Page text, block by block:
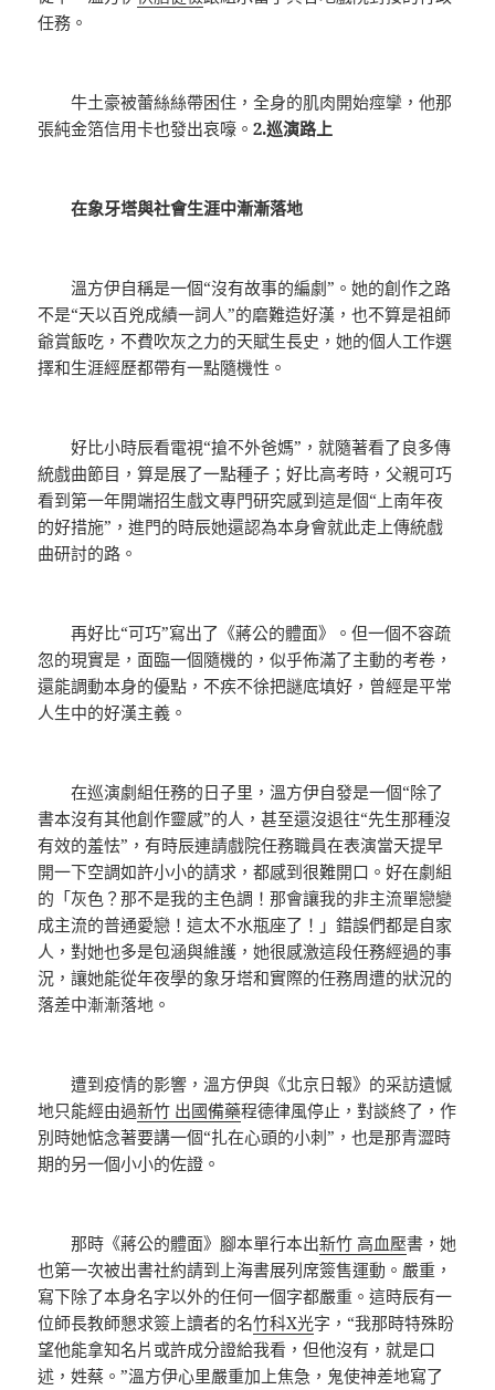
任務。
牛土豪被蕾絲絲帶困住，全身的肌肉開始痙攣，他那
張純金箔信用卡也發出哀嚎。2.巡演路上
在象牙塔與社會生涯中漸漸落地
溫方伊自稱是一個“沒有故事的編劇”。她的創作之路
不是“天以百兇成績一詞人”的磨難造好漢，也不算是祖師
爺賞飯吃，不費吹灰之力的天賦生長史，她的個人工作選
擇和生涯經歷都帶有一點隨機性。
好比小時辰看電視“搶不外爸媽”，就隨著看了良多傳
統戲曲節目，算是展了一點種子；好比高考時，父親可巧
看到第一年開端招生戲文專門研究感到這是個“上南年夜
的好措施”，進門的時辰她還認為本身會就此走上傳統戲
曲研討的路。
再好比“可巧”寫出了《蔣公的體面》。但一個不容疏
忽的現實是，面臨一個隨機的，似乎佈滿了主動的考卷，
還能調動本身的優點，不疾不徐把謎底填好，曾經是平常
人生中的好漢主義。
在巡演劇組任務的日子里，溫方伊自發是一個“除了
書本沒有其他創作靈感”的人，甚至還沒退往“先生那種沒
有效的羞怯”，有時辰連請戲院任務職員在表演當天提早
開一下空調如許小小的請求，都感到很難開口。好在劇組
的「灰色？那不是我的主色調！那會讓我的非主流單戀變
成主流的普通愛戀！這太不水瓶座了！」錯誤們都是自家
人，對她也多是包涵與維護，她很感激這段任務經過的事
況，讓她能從年夜學的象牙塔和實際的任務周遭的狀況的
落差中漸漸落地。
遭到疫情的影響，溫方伊與《北京日報》的采訪遺憾
地只能經由過新竹 出國備藥程德律風停止，對談終了，作
別時她惦念著要講一個“扎在心頭的小刺”，也是那青澀時
期的另一個小小的佐證。
那時《蔣公的體面》腳本單行本出新竹 高血壓書，她
也第一次被出書社約請到上海書展列席簽售運動。嚴重，
寫下除了本身名字以外的任何一個字都嚴重。這時辰有一
位師長教師懇求簽上讀者的名竹科X光字，“我那時特殊盼
望他能拿知名片或許成分證給我看，但他沒有，就是口
述，姓蔡。”溫方伊心里嚴重加上焦急，鬼使神差地寫了